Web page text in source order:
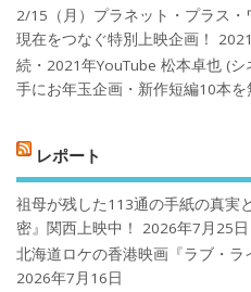
2/15（月）プラネット・プラス
現在をつなぐ特別上映企画！
続・2021年YouTube 松本卓也 (
手にお年玉企画・新作短編10本を
レポート
祖母が残した113通の手紙の真実
密』関西上映中！
2026年7月25日
北海道ロケの香港映画『ラブ・
2026年7月16日